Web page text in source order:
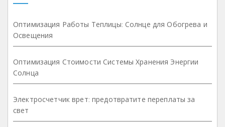
Оптимизация Работы Теплицы: Солнце для Обогрева и
Освещения
Оптимизация Стоимости Системы Хранения Энергии
Солнца
Электросчетчик врет: предотвратите переплаты за
свет